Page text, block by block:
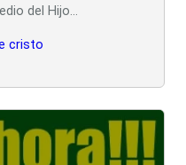
del Hijo…
cristo